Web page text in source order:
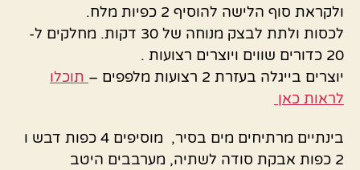
ולקראת סוף הלישה להוסיף 2 כפיות מלח.
לכסות ולתת לבצק מנוחה של 30 דקות. מחלקים ל-
20 כדורים שווים ויוצרים רצועות .
יוצרים בייגלה בעזרת 2 רצועות מלפפים –
תוכלו
לראות כאן
בינתיים מרתיחים מים בסיר, מוסיפים 4 כפות דבש ו
2 כפות אבקת סודה לשתיה, מערבבים היטב